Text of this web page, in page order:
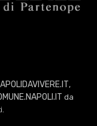
,
da